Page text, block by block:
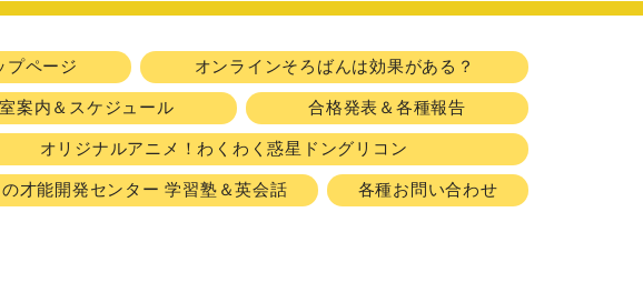
プページ オンラインそろばんは効果がある？
案内＆スケジュール 合格発表＆各種報告
オリジナルアニメ！わくわく惑星ドングリコン
才能開発センター 学習塾＆英会話 各種お問い合わせ